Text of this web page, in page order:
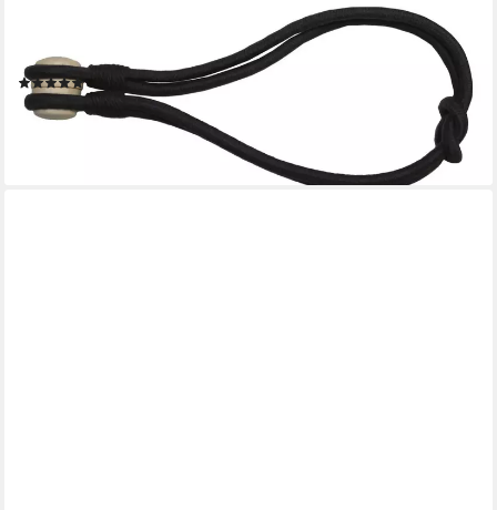
Raffspange Raffhalter Kordel, (2-tlg), zum Dekorieren und
Raffen
(1)
14,28 €
lieferbar - in 3-4 Werktagen bei dir